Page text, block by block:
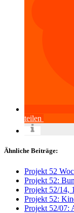
teilen
Ähnliche Beiträge:
Projekt 52
Projekt 52:
Projekt 52/14,
Projekt 52:
Projekt 52/07: